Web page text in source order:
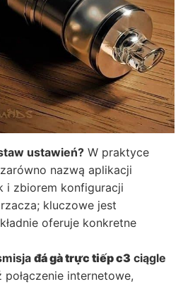
ustawień? W praktyce
nazwą aplikacji
i zbiorem konfiguracji
kluczowe jest
oferuje konkretne
đá gà trực tiếp c3 ciągle
połączenie internetowe,